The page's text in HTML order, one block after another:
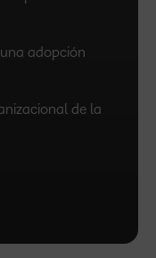
adopción
de la